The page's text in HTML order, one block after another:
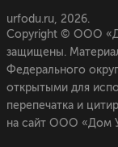
urfodu.ru, 2026.
Copyright © ООО
защищены.
Федерального
открытыми для
перепечатка и
на сайт ООО «Дом